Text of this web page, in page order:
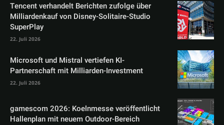
Tencent verhandelt Berichten zufolge über
Milliardenkauf von Disney-Solitaire-Studio
SuperPlay
22. Juli 2026
Microsoft und Mistral vertiefen KI-
Partnerschaft mit Milliarden-Investment
22. Juli 2026
gamescom 2026: Koelnmesse veröffentlicht
Hallenplan mit neuem Outdoor-Bereich